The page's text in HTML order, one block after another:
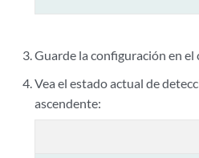
Guarde la configuración en el
Vea el estado actual de
ascendente: